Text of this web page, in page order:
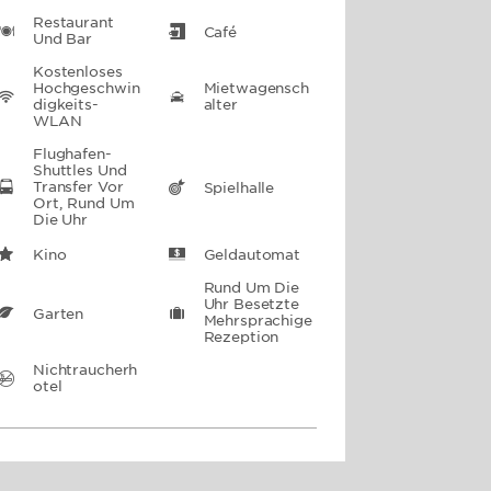
Restaurant
Und Bar
Café
Kostenloses
Hochgeschwin
Digkeits-
WLAN
Mietwagensch
Alter
Flughafen-
Shuttles Und
Transfer Vor
Ort, Rund Um
Die Uhr
Spielhalle
Kino Geldautomat
Garten
Rund Um Die
Uhr Besetzte
Mehrsprachige
Rezeption
Nichtraucherh
Otel